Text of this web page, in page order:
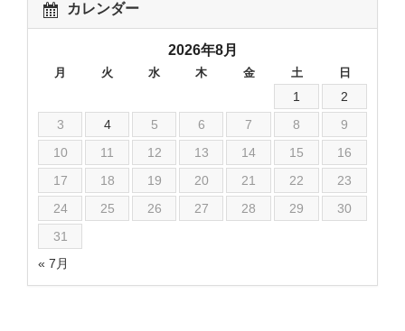
カレンダー
2026年8月
月 火 水 木 金 土 日
« 7月
1
2
3
4 5 6 7 8
9
10
11 12 13 14 15
16
17
18 19 20 21 22
23
24
25 26 27 28 29
30
31